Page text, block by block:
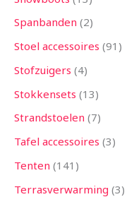
Spanbanden 2
Stoel accessoires 91
Stofzuigers 4
Stokkensets 13
Strandstoelen 7
Tafel accessoires 3
Tenten 141
Terrasverwarming 3